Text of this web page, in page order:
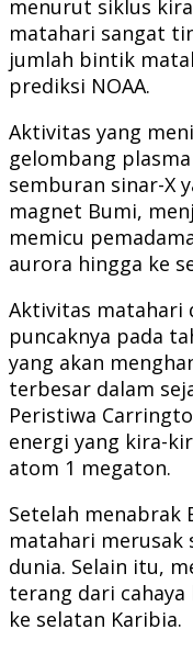
menurut siklus
matahari sangat
jumlah bintik
prediksi NOAA.
Aktivitas yang
gelombang
semburan sinar-X
magnet Bumi,
memicu
aurora hingga ke
Aktivitas matahari
puncaknya pada
yang akan
terbesar dalam
Peristiwa
energi yang kira-
atom 1 megaton.
Setelah
matahari
dunia. Selain itu,
terang dari
ke selatan Karibia.